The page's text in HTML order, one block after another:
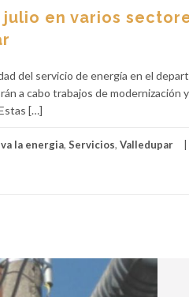
julio en varios
del servicio de energía en el
a cabo trabajos de modernización y
[…]
la energia, Servicios, Valledupar